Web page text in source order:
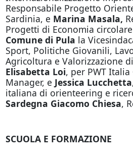
Responsabile Progetto
Sardinia, e Marina Masala,
Progetti di Economia
Comune di Pula la
Sport, Politiche Giovanili,
Agricoltura e Valorizzazione
Elisabetta Loi, per PWT Italia
Manager, e Jessica Lucchetta
italiana di orienteering e
Sardegna Giacomo Chiesa,
SCUOLA E FORMAZIONE